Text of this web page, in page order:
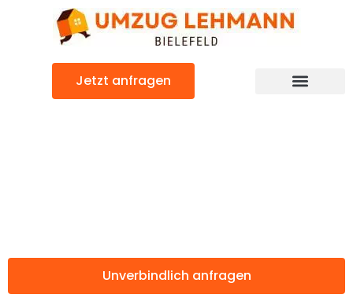
Jetzt anfragen
Unverbindlich anfragen